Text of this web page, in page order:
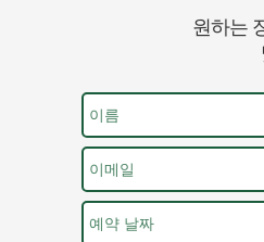
원하는